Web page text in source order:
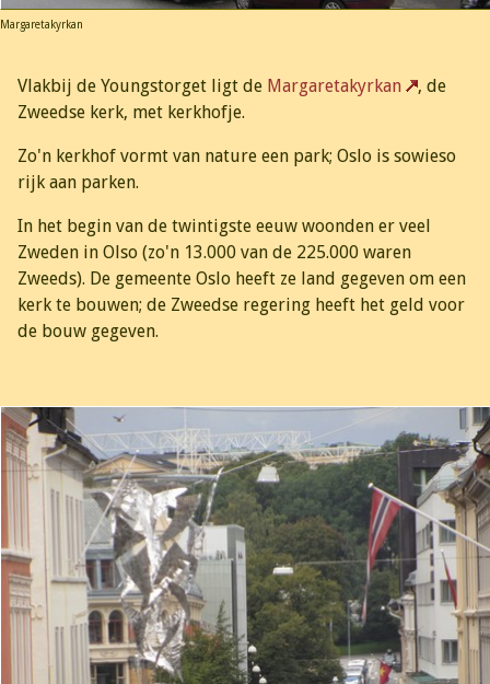
Margaretakyrkan
Vlakbij de Youngstorget ligt de Margaretakyrkan
, de
Zweedse kerk, met kerkhofje.
Zo'n kerkhof vormt van nature een park; Oslo is sowieso
rijk aan parken.
In het begin van de twintigste eeuw woonden er veel
Zweden in Olso (zo'n 13.000 van de 225.000 waren
Zweeds). De gemeente Oslo heeft ze land gegeven om een
kerk te bouwen; de Zweedse regering heeft het geld voor
de bouw gegeven.